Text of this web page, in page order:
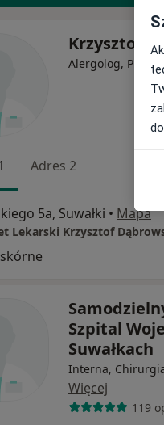
Krzysztof
Alergolog,
Adres 2
5a, Suwałki • Mapa
Lekarski Krzysztof
Szpital
Suwałkach
Interna,
Więcej
119